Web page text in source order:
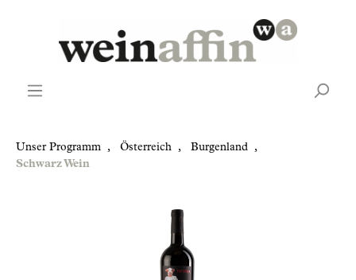
Unser Programm , Österreich , Burgenland
,
Schwarz Wein